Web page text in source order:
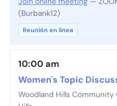
(Burbank12)
Reunión en línea
10:00 am
Women's Topic
Woodland Hills